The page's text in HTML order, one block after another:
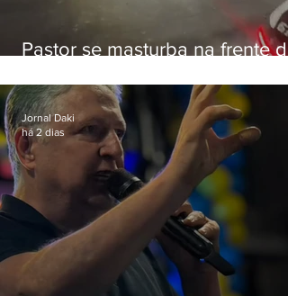
Pastor se masturba na frente de
Jornal Daki
há 2 dias